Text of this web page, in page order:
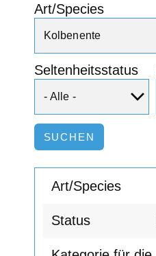
Art/Species
Seltenheitsstatus